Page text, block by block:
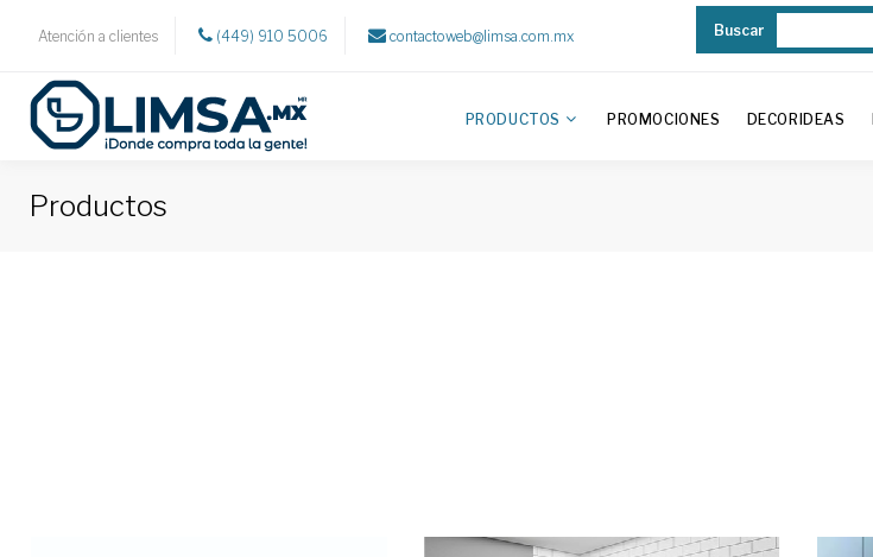
Atención a clientes (449) 910 5006 contactoweb@limsa.com.mx Buscar
PRODUCTOS PROMOCIONES DECORIDEAS
Productos